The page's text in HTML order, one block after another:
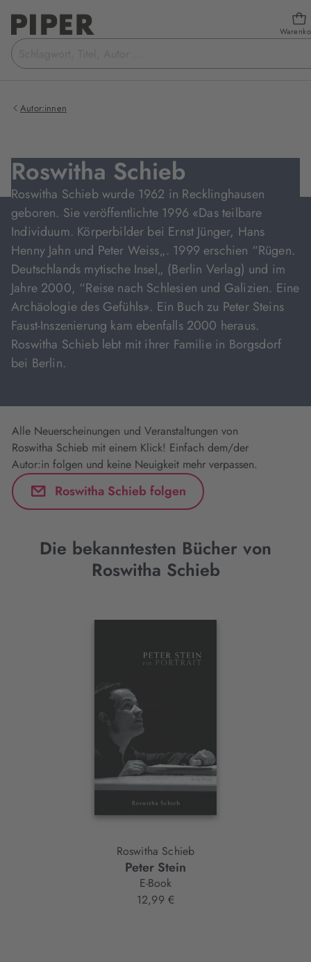
Suchbegriff
eingeben
Autor:innen
Roswitha Schieb
Roswitha Schieb wurde 1962 in Recklinghausen
geboren. Sie veröffentlichte 1996 «Das teilbare
Individuum. Körperbilder bei Ernst Jünger, Hans
Henny Jahn und Peter Weiss„. 1999 erschien “Rügen.
Deutschlands mytische Insel„ (Berlin Verlag) und im
Jahre 2000, “Reise nach Schlesien und Galizien. Eine
Archäologie des Gefühls». Ein Buch zu Peter Steins
Faust-Inszenierung kam ebenfalls 2000 heraus.
Roswitha Schieb lebt mit ihrer Familie in Borgsdorf
bei Berlin.
Alle Neuerscheinungen und Veranstaltungen von
Roswitha Schieb mit einem Klick! Einfach dem/der
Autor:in folgen und keine Neuigkeit mehr verpassen.
Roswitha Schieb folgen
Die bekanntesten Bücher von
Roswitha Schieb
Roswitha Schieb
Peter Stein
E-Book
12,99 €